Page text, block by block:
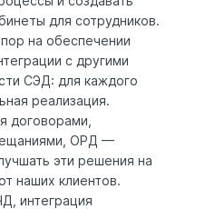
для сотрудников.
на обеспечении
с другими
СЭД: для каждого
реализация.
договорами,
ОРД —
эти решения на
наших клиентов.
интеграция